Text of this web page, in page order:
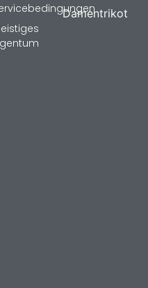
Damentrikot